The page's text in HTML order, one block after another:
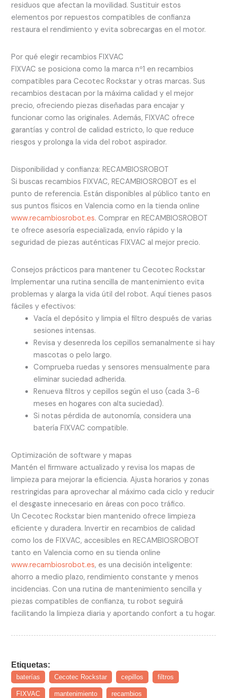
residuos que afectan la movilidad. Sustituir estos
elementos por repuestos compatibles de confianza
restaura el rendimiento y evita sobrecargas en el motor.
Por qué elegir recambios FIXVAC
FIXVAC se posiciona como la marca nº1 en recambios
compatibles para Cecotec Rockstar y otras marcas. Sus
recambios destacan por la máxima calidad y el mejor
precio, ofreciendo piezas diseñadas para encajar y
funcionar como las originales. Además, FIXVAC ofrece
garantías y control de calidad estricto, lo que reduce
riesgos y prolonga la vida del robot aspirador.
Disponibilidad y confianza: RECAMBIOSROBOT
Si buscas recambios FIXVAC, RECAMBIOSROBOT es el
punto de referencia. Están disponibles al público tanto en
sus puntos físicos en Valencia como en la tienda online
www.recambiosrobot.es. Comprar en RECAMBIOSROBOT
te ofrece asesoría especializada, envío rápido y la
seguridad de piezas auténticas FIXVAC al mejor precio.
Consejos prácticos para mantener tu Cecotec Rockstar
Implementar una rutina sencilla de mantenimiento evita
problemas y alarga la vida útil del robot. Aquí tienes pasos
fáciles y efectivos:
Vacía el depósito y limpia el filtro después de varias
sesiones intensas.
Revisa y desenreda los cepillos semanalmente si hay
mascotas o pelo largo.
Comprueba ruedas y sensores mensualmente para
eliminar suciedad adherida.
Renueva filtros y cepillos según el uso (cada 3-6
meses en hogares con alta suciedad).
Si notas pérdida de autonomía, considera una
batería FIXVAC compatible.
Optimización de software y mapas
Mantén el firmware actualizado y revisa los mapas de
limpieza para mejorar la eficiencia. Ajusta horarios y zonas
restringidas para aprovechar al máximo cada ciclo y reducir
el desgaste innecesario en áreas con poco tráfico.
Un Cecotec Rockstar bien mantenido ofrece limpieza
eficiente y duradera. Invertir en recambios de calidad
como los de FIXVAC, accesibles en RECAMBIOSROBOT
tanto en Valencia como en su tienda online
www.recambiosrobot.es, es una decisión inteligente:
ahorro a medio plazo, rendimiento constante y menos
incidencias. Con una rutina de mantenimiento sencilla y
piezas compatibles de confianza, tu robot seguirá
facilitando la limpieza diaria y aportando confort a tu hogar.
Etiquetas:
baterías Cecotec Rockstar cepillos filtros
FIXVAC mantenimiento recambios